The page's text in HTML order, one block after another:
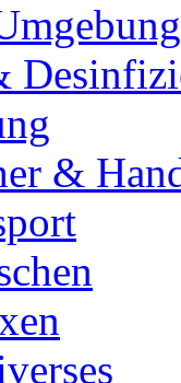
&